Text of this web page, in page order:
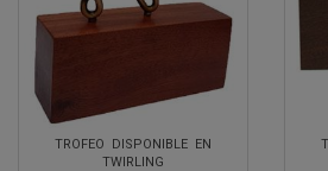
TROFEO DISPONIBLE EN
TWIRLING